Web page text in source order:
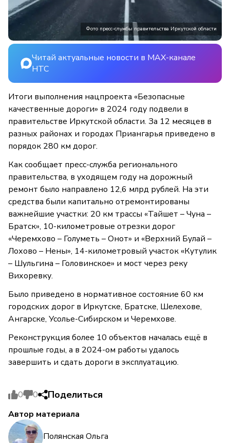
Фото пресс-службы правительства Иркутской области
Читай актуальные новости в MAX-канале
НТС
Итоги выполнения нацпроекта «Безопасные
качественные дороги» в 2024 году подвели в
правительстве Иркутской области. За 12 месяцев в
разных районах и городах Приангарья приведено в
порядок 280 км дорог.
Как сообщает пресс-служба регионального
правительства, в уходящем году на дорожный
ремонт было направлено 12,6 млрд рублей. На эти
средства были капитально отремонтированы
важнейшие участки: 20 км трассы «Тайшет – Чуна –
Братск», 10-километровые отрезки дорог
«Черемхово – Голуметь – Онот» и «Верхний Булай –
Лохово – Нены», 14-километровый участок «Кутулик
– Шульгина – Головинское» и мост через реку
Вихоревку.
Было приведено в нормативное состояние 60 км
городских дорог в Иркутске, Братске, Шелехове,
Ангарске, Усолье-Сибирском и Черемхове.
Реконструкция более 10 объектов началась ещё в
прошлые годы, а в 2024-ом работы удалось
завершить и сдать дороги в эксплуатацию.
0 0 Поделиться
Автор материала
Полянская Ольга